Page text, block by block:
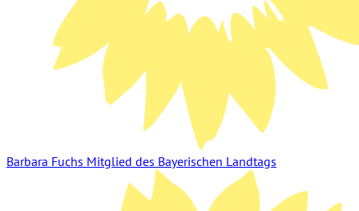
Barbara Fuchs Mitglied des Bayerischen Landtags